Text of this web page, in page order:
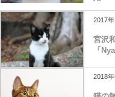
2017
宮沢
「
2018